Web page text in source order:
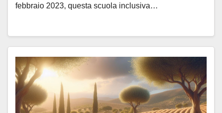
febbraio 2023, questa scuola inclusiva…